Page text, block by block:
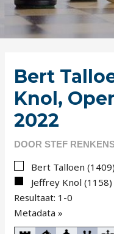
Bert
Knol,
2022
DOORSTEF
Bert Talloen (1409)
Jeffrey Knol (1158)
Resultaat: 1-0
Metadata »
om
te
openen.